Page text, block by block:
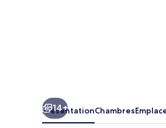
14+
PrésentationChambres